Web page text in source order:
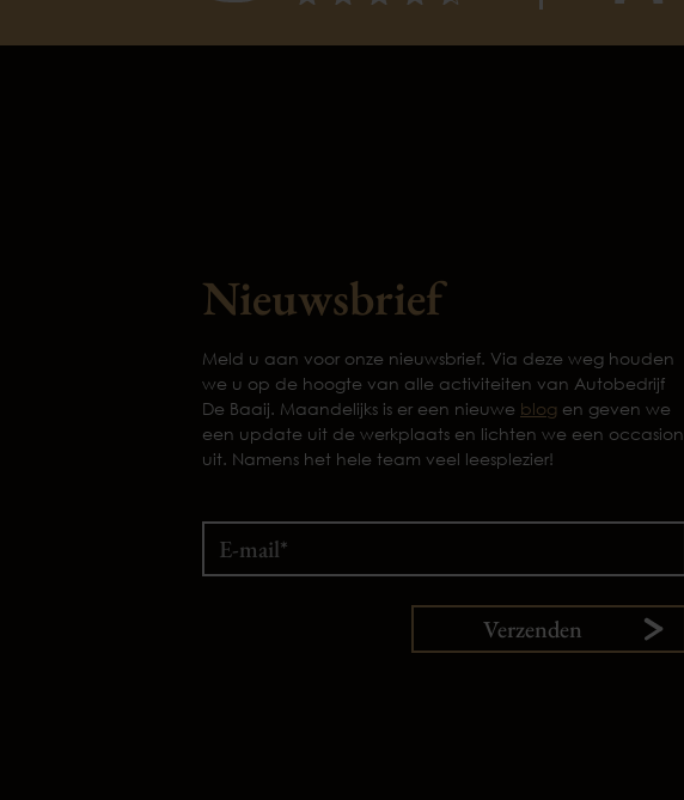
Nieuwsbrief
Meld u aan voor onze nieuwsbrief. Via deze weg houden
we u op de hoogte van alle activiteiten van Autobedrijf
De Baaij. Maandelijks is er een nieuwe blog en geven we
een update uit de werkplaats en lichten we een occasion
uit. Namens het hele team veel leesplezier!
Verzenden